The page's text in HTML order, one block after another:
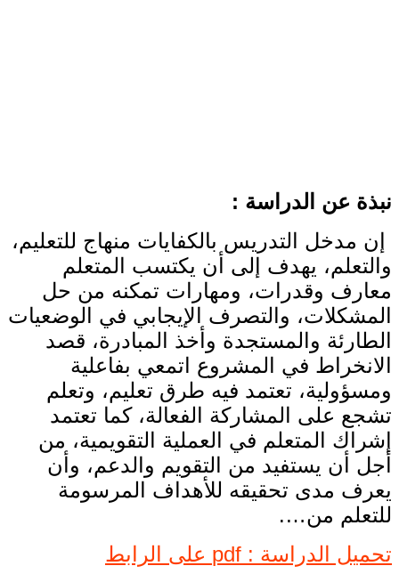
نبذة عن الدراسة :
إن مدخل التدريس بالكفايات منهاج للتعليم،
والتعلم، يهدف إلى أن يكتسب المتعلم
معارف وقدرات، ومهارات تمكنه من حل
المشكلات، والتصرف الإيجابي في الوضعيات
الطارئة والمستجدة وأخذ المبادرة، قصد
الانخراط في المشروع اتمعي بفاعلية
ومسؤولية، تعتمد فيه طرق تعليم، وتعلم
تشجع على المشاركة الفعالة، كما تعتمد
إشراك المتعلم في العملية التقويمية، من
أجل أن يستفيد من التقويم والدعم، وأن
يعرف مدى تحقيقه للأهداف المرسومة
للتعلم من….
تحميل الدراسة : pdf على الرابط